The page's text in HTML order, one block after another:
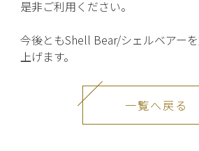
是非ご利用ください。
今後ともShell Bear/シェルベアー
上げます。
一覧へ戻る